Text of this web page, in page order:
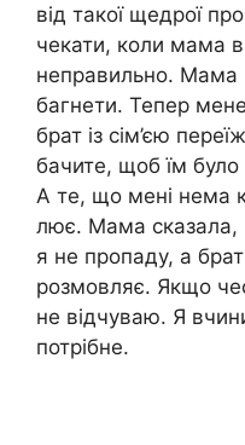
від такої щедрої
чекати, коли мама
неправильно. Мама
багнети. Тепер
брат із сім’єю
бачите, щоб їм
А те, що мені нема
лює. Мама сказала,
я не пропаду, а
розмовляє. Якщо
не відчуваю. Я
потрібне.